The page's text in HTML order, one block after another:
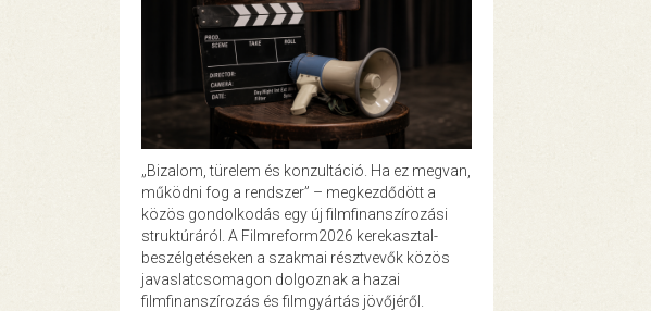
„Bizalom, türelem és konzultáció. Ha ez megvan,
működni fog a rendszer” – megkezdődött a
közös gondolkodás egy új filmfinanszírozási
struktúráról. A Filmreform2026 kerekasztal-
beszélgetéseken a szakmai résztvevők közös
javaslatcsomagon dolgoznak a hazai
filmfinanszírozás és filmgyártás jövőjéről.